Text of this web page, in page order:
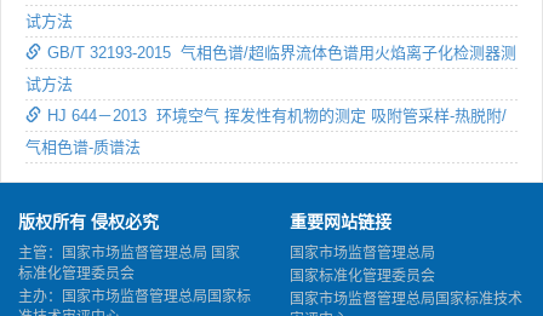
试方法
GB/T 32193-2015 气相色谱/超临界流体色谱用火焰离子化检测器测
试方法
HJ 644－2013 环境空气 挥发性有机物的测定 吸附管采样-热脱附/
气相色谱-质谱法
版权所有 侵权必究
主管：国家市场监督管理总局 国家
标准化管理委员会
主办：国家市场监督管理总局国家标
重要网站链接
国家市场监督管理总局
国家标准化管理委员会
国家市场监督管理总局国家标准技术